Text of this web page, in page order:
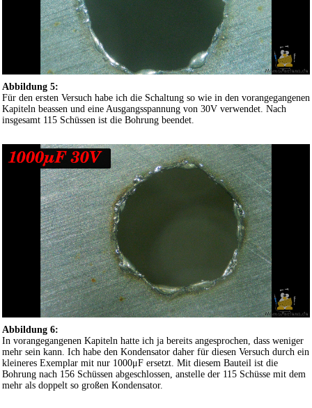
Abbildung 5:
Für den ersten Versuch habe ich die Schaltung so wie in den vorangegangenen
Kapiteln beassen und eine Ausgangsspannung von 30V verwendet. Nach
insgesamt 115 Schüssen ist die Bohrung beendet.
Abbildung 6:
In vorangegangenen Kapiteln hatte ich ja bereits angesprochen, dass weniger
mehr sein kann. Ich habe den Kondensator daher für diesen Versuch durch ein
kleineres Exemplar mit nur 1000μF ersetzt. Mit diesem Bauteil ist die
Bohrung nach 156 Schüssen abgeschlossen, anstelle der 115 Schüsse mit dem
mehr als doppelt so großen Kondensator.